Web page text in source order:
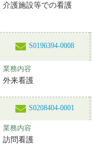
介護施設等での看護
S0196394-0008
業務内容
外来看護
S0208404-0001
業務内容
訪問看護